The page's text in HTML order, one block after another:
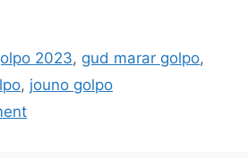
2023, gud marar golpo,
, jouno golpo